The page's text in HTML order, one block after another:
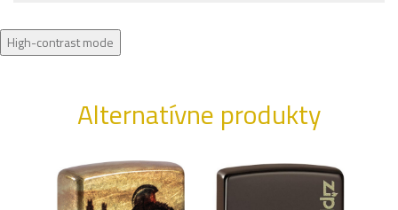
High-contrast mode
Alternatívne produkty